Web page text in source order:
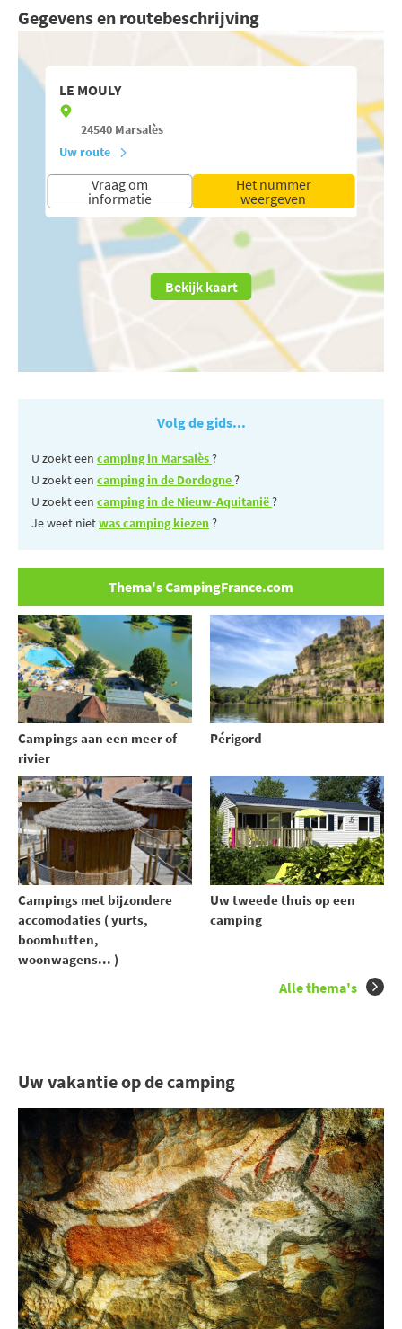
Gegevens en routebeschrijving
LE MOULY
24540 Marsalès
Uw route
Vraag om
informatie
Het nummer
weergeven
Bekijk kaart
Volg de gids...
U zoekt een camping in Marsalès?
U zoekt een camping in de Dordogne?
U zoekt een camping in de Nieuw-Aquitanië?
Je weet nietwas camping kiezen?
Thema's CampingFrance.com
Campings aan een meer of
rivier
Périgord
Campings met bijzondere
accomodaties ( yurts,
boomhutten,
woonwagens... )
Uw tweede thuis op een
camping
Alle thema's
Uw vakantie op de camping